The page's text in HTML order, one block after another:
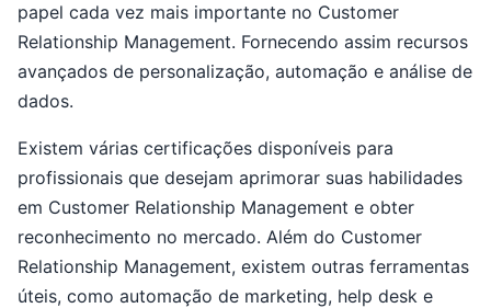
papel cada vez mais importante no Customer
Relationship Management. Fornecendo assim recursos
avançados de personalização, automação e análise de
dados.
Existem várias certificações disponíveis para
profissionais que desejam aprimorar suas habilidades
em Customer Relationship Management e obter
reconhecimento no mercado. Além do Customer
Relationship Management, existem outras ferramentas
úteis, como automação de marketing, help desk e